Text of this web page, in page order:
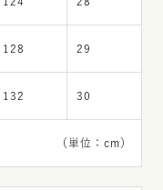
128 29
132 30
（単位：cm）